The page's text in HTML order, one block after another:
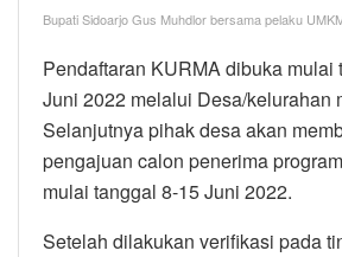
Bupati Sidoarjo Gus Muhdlor bersama pelaku
Pendaftaran KURMA dibuka mulai
Juni 2022 melalui Desa/kelurahan
Selanjutnya pihak desa akan
pengajuan calon penerima
mulai tanggal 8-15 Juni 2022.
Setelah dilakukan verifikasi pada